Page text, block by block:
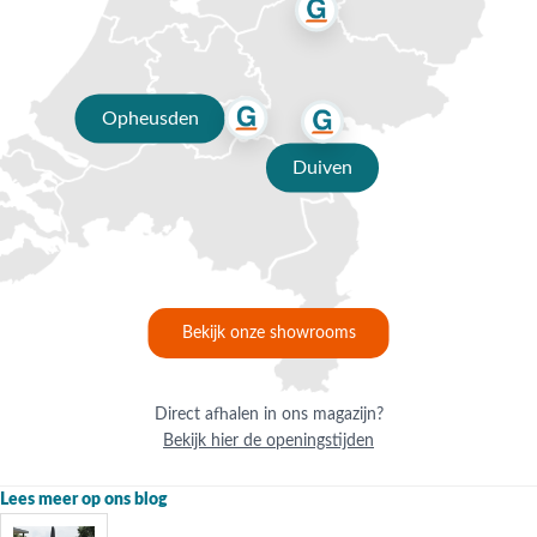
uiteraard handig dat je de juiste afmetingen selecteert. Wij hebben
verschillende afmetingen beschikbaar:
250x64 cm
250x55/60 cm
240x68 cm
250x85 cm
292x60/65 cm
Beschermhoes zweefparasol voor elk budget
Wij bieden beschermhoezen voor zweefparasols in diverse
prijsklassen. De kosten van een hoes zijn afhankelijk van de grootte en
het merk dat je kiest. Dankzij onze laagsteprijsgarantie hoef je je
echter geen zorgen te maken over te hoge prijzen. We onderhouden
nauwe relaties met onze leveranciers, wat ons in staat stelt
concurrerende prijzen en de beste aanbiedingen te bieden. Onze
prijzen variëren van € 27,95 tot € 54,95.
Parasolhoes kopen bij Van der Garde
Het bestellen van een L-vormige beschermhoes voor je zweefparasol
Opheusden
Duiven
Bekijk onze showrooms
Direct afhalen in ons magazijn?
Bekijk hier de openingstijden
Lees meer op ons blog